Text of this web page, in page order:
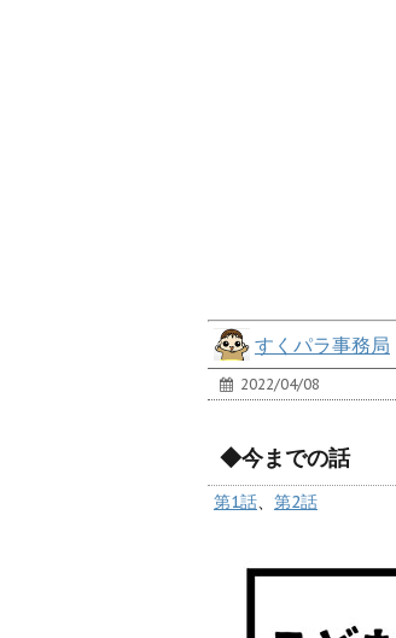
すくパラ事務局
2022/04/08
◆今までの話
第1話、 第2話